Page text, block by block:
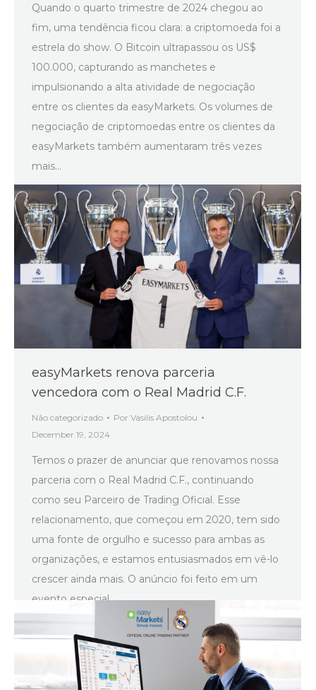
Quando o quarto trimestre de 2024 chegou ao
fim, uma tendência ficou clara: a criptomoeda foi a
estrela do show. O Bitcoin ultrapassou os US$
100.000, capturando as manchetes e
impulsionando a alta atividade de negociação
entre os clientes da easyMarkets. Os volumes de
negociação de criptomoedas entre os clientes da
easyMarkets também aumentaram três vezes
mais…
easyMarkets renova parceria
vencedora com o Real Madrid C.F.
Não categorizado Por Vasilis Apostolou
December 19, 2024
Temos o prazer de anunciar que renovamos nossa
parceria com o Real Madrid C.F., continuando
como seu Parceiro de Trading Oficial. Esse
relacionamento, que começou em 2020, tem sido
uma fonte de orgulho e sucesso para ambas as
organizações, e estamos entusiasmados em vê-lo
crescer ainda mais. O anúncio foi feito em um
evento especial…